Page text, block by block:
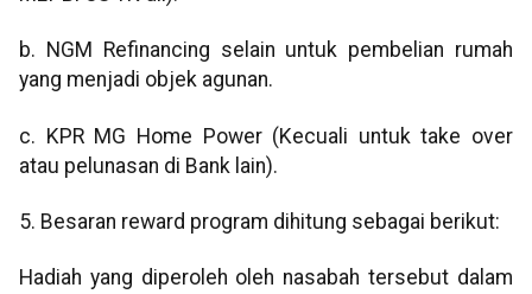
b. NGM Refinancing selain untuk pembelian rumah
yang menjadi objek agunan.
c. KPR MG Home Power (Kecuali untuk take over
atau pelunasan di Bank lain).
5. Besaran reward program dihitung sebagai berikut:
Hadiah yang diperoleh oleh nasabah tersebut dalam